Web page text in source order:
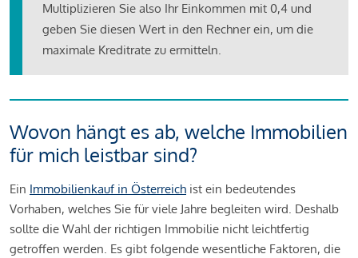
Multiplizieren Sie also Ihr Einkommen mit 0,4 und
geben Sie diesen Wert in den Rechner ein, um die
maximale Kreditrate zu ermitteln.
Wovon hängt es ab, welche Immobilien
für mich leistbar sind?
Ein Immobilienkauf in Österreich ist ein bedeutendes
Vorhaben, welches Sie für viele Jahre begleiten wird. Deshalb
sollte die Wahl der richtigen Immobilie nicht leichtfertig
getroffen werden. Es gibt folgende wesentliche Faktoren, die